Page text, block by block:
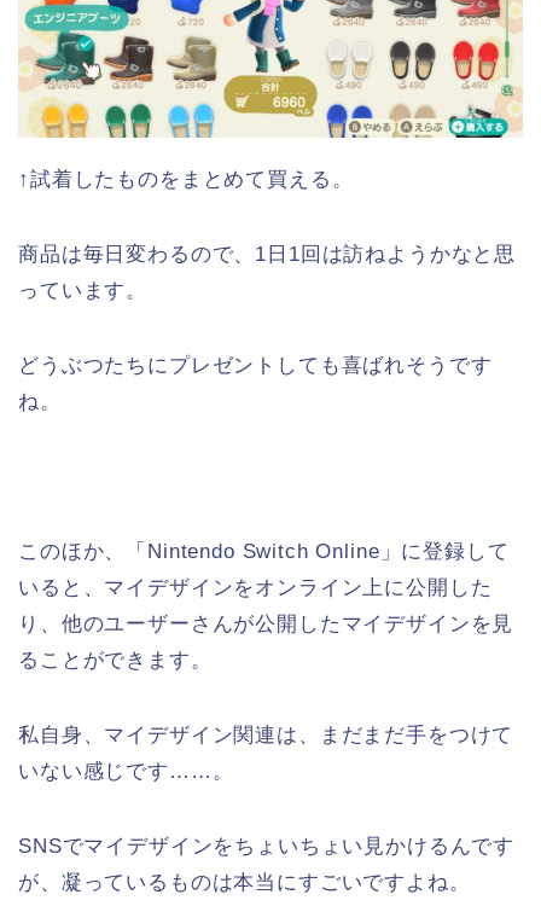
↑試着したものをまとめて買える。
商品は毎日変わるので、1日1回は訪ねようかなと思
っています。
どうぶつたちにプレゼントしても喜ばれそうです
ね。
このほか、「Nintendo Switch Online」に登録して
いると、マイデザインをオンライン上に公開した
り、他のユーザーさんが公開したマイデザインを見
ることができます。
私自身、マイデザイン関連は、まだまだ手をつけて
いない感じです……。
SNSでマイデザインをちょいちょい見かけるんです
が、凝っているものは本当にすごいですよね。